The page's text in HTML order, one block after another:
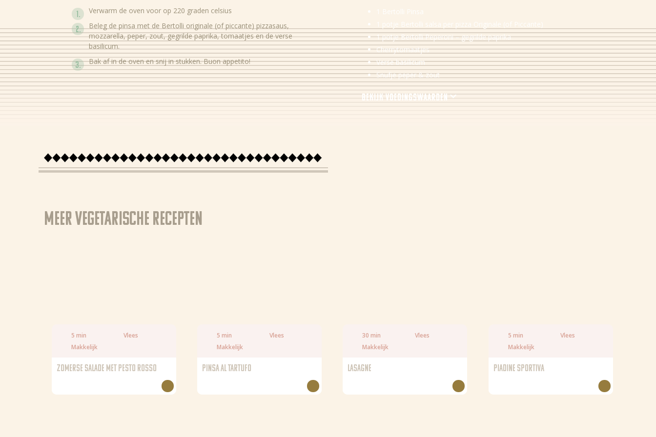
Verwarm de oven voor op 220 graden celsius
Beleg de pinsa met de Bertolli originale (of piccante) pizzasaus,
mozzarella, peper, zout, gegrilde paprika, tomaatjes en de verse
basilicum.
Bak af in de oven en snij in stukken. Buon appetito!
1 Bertolli Pinsa
1 potje Bertolli salsa per pizza Originale (of Piccante)
1 potje Bertolli Peperoni – gegrilde paprika
Cherrytomaatjes
Verse basilicum
Snufje peper & zout
Bekijk voedingswaarden
Meer Vegetarische recepten
5 min
Vlees
Makkelijk
ZOMERSE SALADE MET PESTO ROSSO
5 min
Vlees
Makkelijk
PINSA AL TARTUFO
30 min
Vlees
Makkelijk
LASAGNE
5 min
Vlees
Makkelijk
PIADINE SPORTIVA